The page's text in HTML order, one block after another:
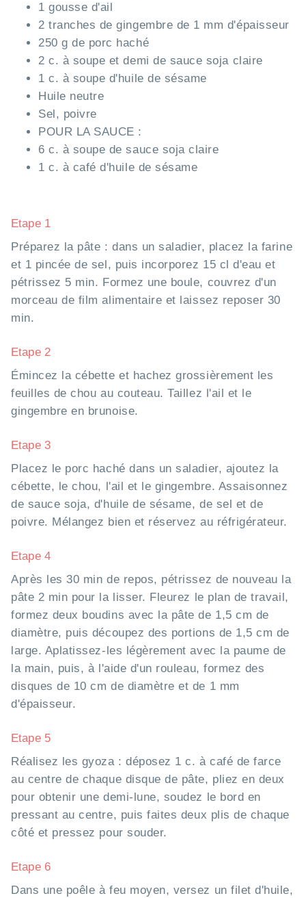
1 gousse d'ail
2 tranches de gingembre de 1 mm d'épaisseur
250 g de porc haché
2 c. à soupe et demi de sauce soja claire
1 c. à soupe d'huile de sésame
Huile neutre
Sel, poivre
POUR LA SAUCE :
6 c. à soupe de sauce soja claire
1 c. à café d'huile de sésame
Etape 1
Préparez la pâte : dans un saladier, placez la farine
et 1 pincée de sel, puis incorporez 15 cl d'eau et
pétrissez 5 min. Formez une boule, couvrez d'un
morceau de film alimentaire et laissez reposer 30
min.
Etape 2
Émincez la cébette et hachez grossièrement les
feuilles de chou au couteau. Taillez l'ail et le
gingembre en brunoise.
Etape 3
Placez le porc haché dans un saladier, ajoutez la
cébette, le chou, l'ail et le gingembre. Assaisonnez
de sauce soja, d'huile de sésame, de sel et de
poivre. Mélangez bien et réservez au réfrigérateur.
Etape 4
Après les 30 min de repos, pétrissez de nouveau la
pâte 2 min pour la lisser. Fleurez le plan de travail,
formez deux boudins avec la pâte de 1,5 cm de
diamètre, puis découpez des portions de 1,5 cm de
large. Aplatissez-les légèrement avec la paume de
la main, puis, à l'aide d'un rouleau, formez des
disques de 10 cm de diamètre et de 1 mm
d'épaisseur.
Etape 5
Réalisez les gyoza : déposez 1 c. à café de farce
au centre de chaque disque de pâte, pliez en deux
pour obtenir une demi-lune, soudez le bord en
pressant au centre, puis faites deux plis de chaque
côté et pressez pour souder.
Etape 6
Dans une poêle à feu moyen, versez un filet d'huile,